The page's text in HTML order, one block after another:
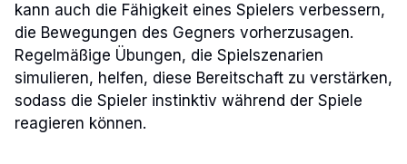
kann auch die Fähigkeit eines Spielers verbessern,
die Bewegungen des Gegners vorherzusagen.
Regelmäßige Übungen, die Spielszenarien
simulieren, helfen, diese Bereitschaft zu verstärken,
sodass die Spieler instinktiv während der Spiele
reagieren können.